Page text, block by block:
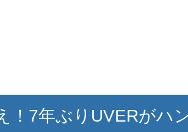
！7年ぶりUVERがハ